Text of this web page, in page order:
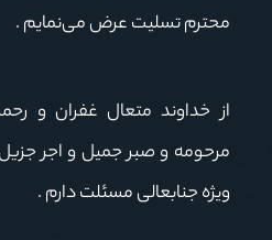
محترم تسلیت عرض می‌نمایم .
از خداوند متعال غفران و
مرحومه و صبر جمیل و اجر جزیل
ویژه جنابعالی مسئلت دارم .